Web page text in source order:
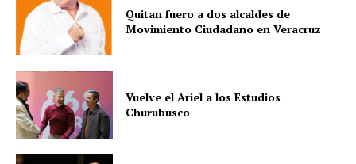
Quitan fuero a dos alcaldes de
Movimiento Ciudadano en Veracruz
Vuelve el Ariel a los Estudios
Churubusco